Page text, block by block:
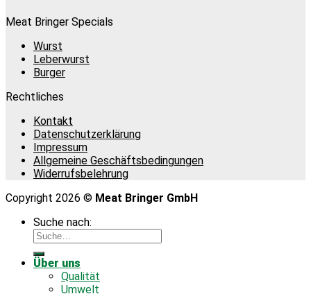
Meat Bringer Specials
Wurst
Leberwurst
Burger
Rechtliches
Kontakt
Datenschutzerklärung
Impressum
Allgemeine Geschäftsbedingungen
Widerrufsbelehrung
Copyright 2026 © Meat Bringer GmbH
Suche nach:
Über uns
Qualität
Umwelt